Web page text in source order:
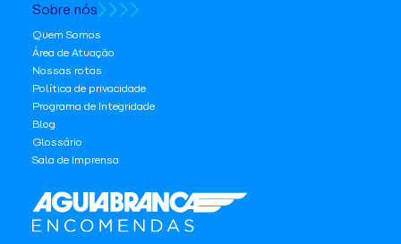
Sobre nós
Quem Somos
Área de Atuação
Nossas rotas
Política de privacidade
Programa de Integridade
Blog
Glossário
Sala de Imprensa